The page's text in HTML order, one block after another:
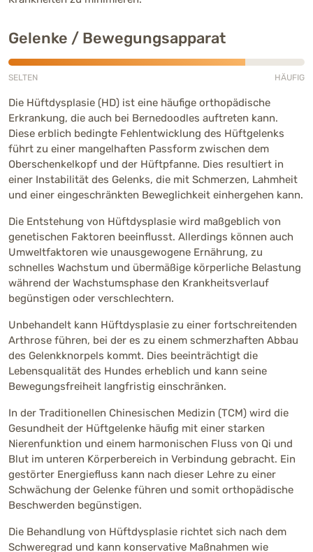
Gelenke / Bewegungsapparat
SELTEN HÄUFIG
Die Hüftdysplasie (HD) ist eine häufige orthopädische
Erkrankung, die auch bei Bernedoodles auftreten kann.
Diese erblich bedingte Fehlentwicklung des Hüftgelenks
führt zu einer mangelhaften Passform zwischen dem
Oberschenkelkopf und der Hüftpfanne. Dies resultiert in
einer Instabilität des Gelenks, die mit Schmerzen, Lahmheit
und einer eingeschränkten Beweglichkeit einhergehen kann.
Die Entstehung von Hüftdysplasie wird maßgeblich von
genetischen Faktoren beeinflusst. Allerdings können auch
Umweltfaktoren wie unausgewogene Ernährung, zu
schnelles Wachstum und übermäßige körperliche Belastung
während der Wachstumsphase den Krankheitsverlauf
begünstigen oder verschlechtern.
Unbehandelt kann Hüftdysplasie zu einer fortschreitenden
Arthrose führen, bei der es zu einem schmerzhaften Abbau
des Gelenkknorpels kommt. Dies beeinträchtigt die
Lebensqualität des Hundes erheblich und kann seine
Bewegungsfreiheit langfristig einschränken.
In der Traditionellen Chinesischen Medizin (TCM) wird die
Gesundheit der Hüftgelenke häufig mit einer starken
Nierenfunktion und einem harmonischen Fluss von Qi und
Blut im unteren Körperbereich in Verbindung gebracht. Ein
gestörter Energiefluss kann nach dieser Lehre zu einer
Schwächung der Gelenke führen und somit orthopädische
Beschwerden begünstigen.
Die Behandlung von Hüftdysplasie richtet sich nach dem
Schweregrad und kann konservative Maßnahmen wie